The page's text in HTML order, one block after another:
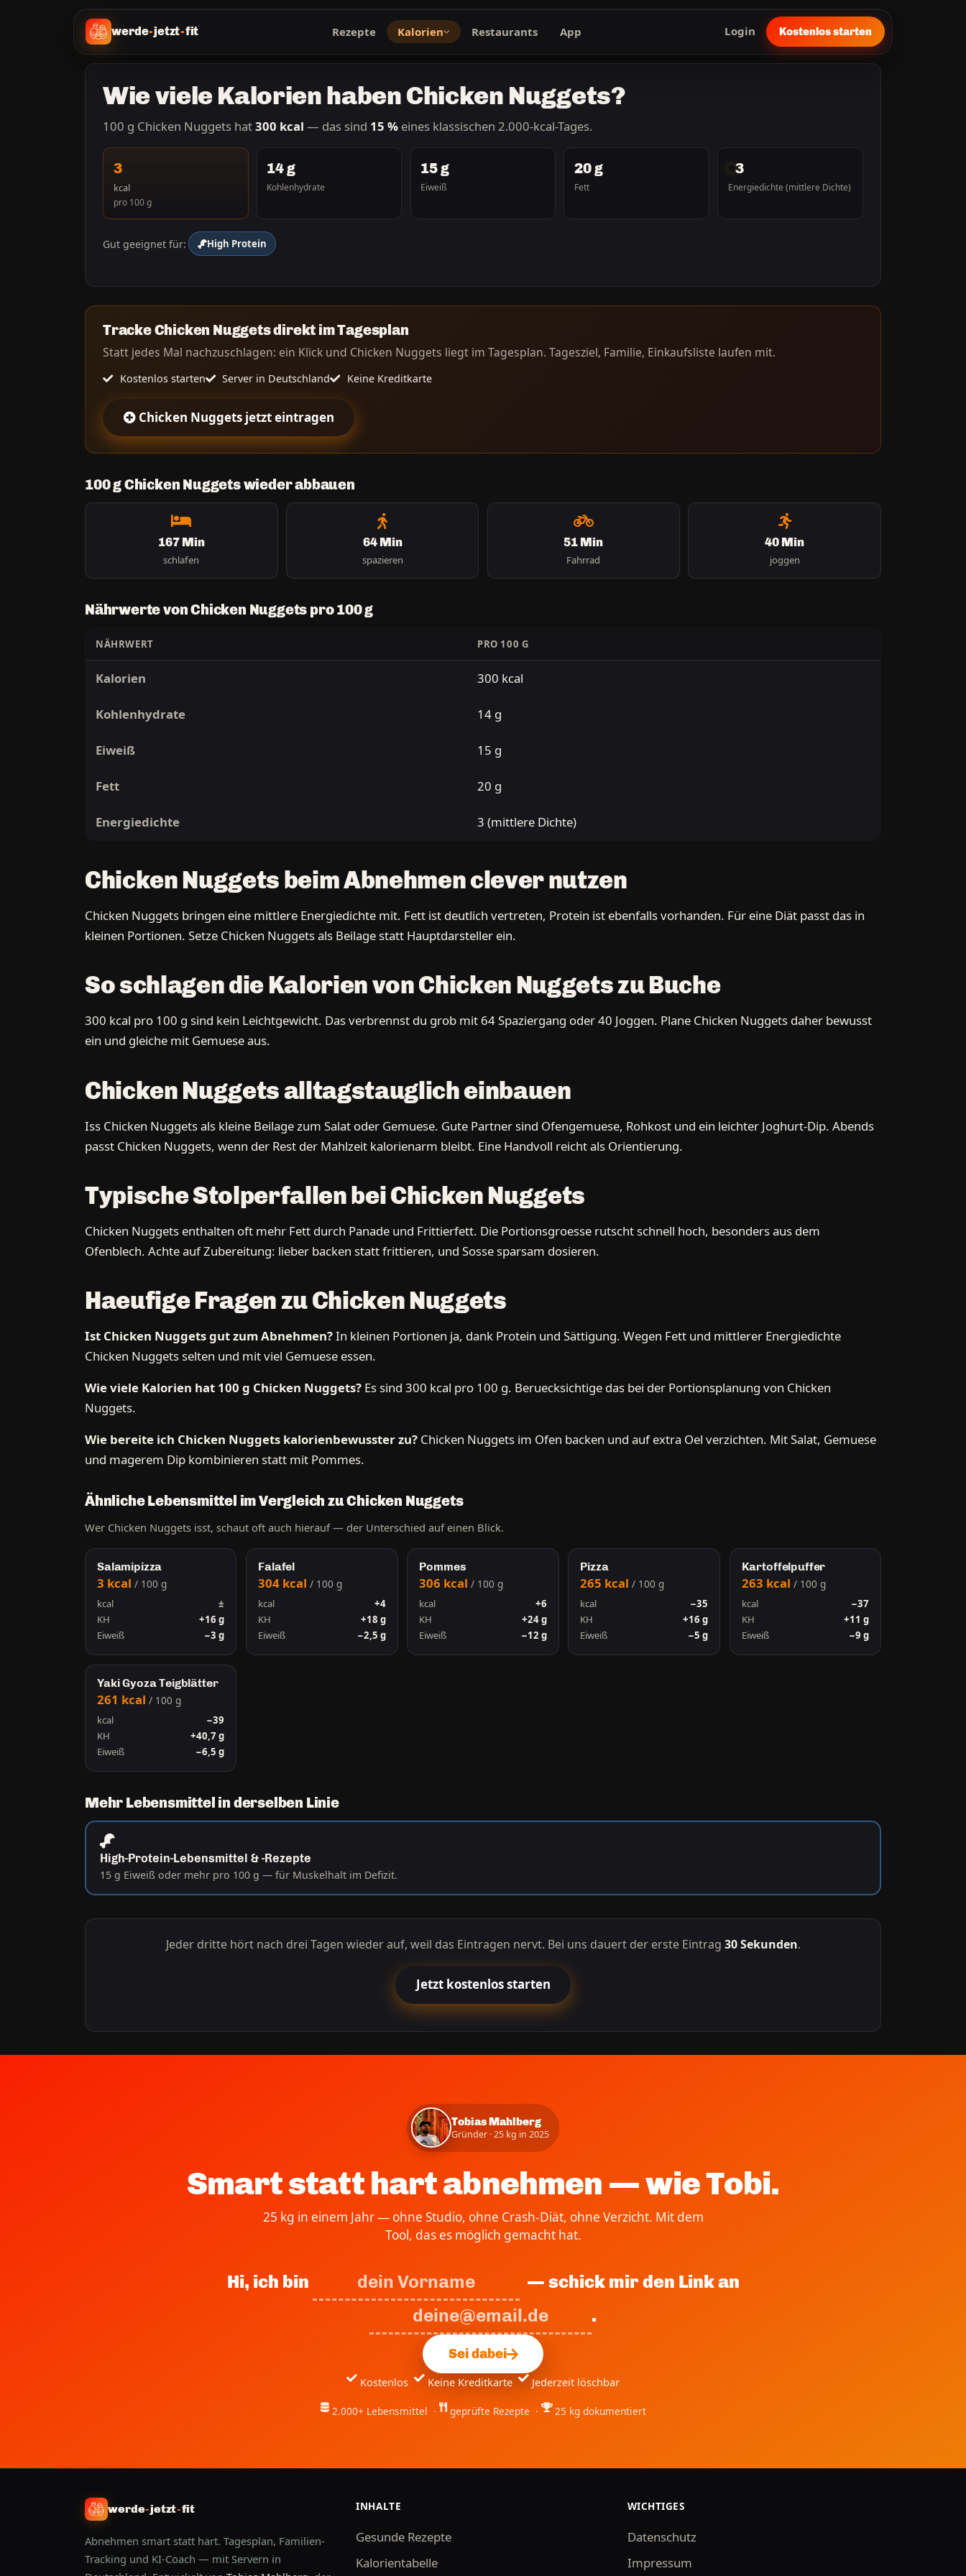
werde-jetzt-fit Rezepte Kalorien Restaurants App Login Kostenlos starten
Wie viele Kalorien haben Chicken Nuggets?
100 g Chicken Nuggets hat300 kcal — das sind 15 % eines klassischen 2.000-kcal-Tages.
3
kcal
pro 100 g
14 g
Kohlenhydrate
15 g
Eiweiß
20 g
Fett
3
Energiedichte (mittlere Dichte)
Gut geeignet für: High Protein
Tracke Chicken Nuggets direkt im Tagesplan
Statt jedes Mal nachzuschlagen: ein Klick und Chicken Nuggets liegt im Tagesplan. Tagesziel, Familie, Einkaufsliste laufen mit.
Kostenlos starten Server in Deutschland Keine Kreditkarte
Chicken Nuggets jetzt eintragen
100 g Chicken Nuggets wieder abbauen
167 Min
schlafen
64 Min
spazieren
51 Min
Fahrrad
40 Min
joggen
Nährwerte von Chicken Nuggets pro 100 g
NÄHRWERT PRO 100 G
Kalorien 300 kcal
Kohlenhydrate 14 g
Eiweiß 15 g
Fett 20 g
Energiedichte 3 (mittlere Dichte)
Chicken Nuggets beim Abnehmen clever nutzen
Chicken Nuggets bringen eine mittlere Energiedichte mit. Fett ist deutlich vertreten, Protein ist ebenfalls vorhanden. Für eine Diät passt das in
kleinen Portionen. Setze Chicken Nuggets als Beilage statt Hauptdarsteller ein.
So schlagen die Kalorien von Chicken Nuggets zu Buche
300 kcal pro 100 g sind kein Leichtgewicht. Das verbrennst du grob mit 64 Spaziergang oder 40 Joggen. Plane Chicken Nuggets daher bewusst
ein und gleiche mit Gemuese aus.
Chicken Nuggets alltagstauglich einbauen
Iss Chicken Nuggets als kleine Beilage zum Salat oder Gemuese. Gute Partner sind Ofengemuese, Rohkost und ein leichter Joghurt-Dip. Abends
passt Chicken Nuggets, wenn der Rest der Mahlzeit kalorienarm bleibt. Eine Handvoll reicht als Orientierung.
Typische Stolperfallen bei Chicken Nuggets
Chicken Nuggets enthalten oft mehr Fett durch Panade und Frittierfett. Die Portionsgroesse rutscht schnell hoch, besonders aus dem
Ofenblech. Achte auf Zubereitung: lieber backen statt frittieren, und Sosse sparsam dosieren.
Haeufige Fragen zu Chicken Nuggets
Ist Chicken Nuggets gut zum Abnehmen?In kleinen Portionen ja, dank Protein und Sättigung. Wegen Fett und mittlerer Energiedichte
Chicken Nuggets selten und mit viel Gemuese essen.
Wie viele Kalorien hat 100 g Chicken Nuggets? Es sind 300 kcal pro 100 g. Beruecksichtige das bei der Portionsplanung von Chicken
Nuggets.
Wie bereite ich Chicken Nuggets kalorienbewusster zu? Chicken Nuggets im Ofen backen und auf extra Oel verzichten. Mit Salat, Gemuese
und magerem Dip kombinieren statt mit Pommes.
Ähnliche Lebensmittel im Vergleich zu Chicken Nuggets
Wer Chicken Nuggets isst, schaut oft auch hierauf — der Unterschied auf einen Blick.
Salamipizza
3 kcal / 100 g
kcal
±
KH
+16 g
Eiweiß
−3 g
Falafel
304 kcal/ 100 g
kcal
+4
KH
+18 g
Eiweiß
−2,5 g
Pommes
306 kcal/ 100 g
kcal
+6
KH
+24 g
Eiweiß
−12 g
Pizza
265 kcal/ 100 g
kcal
−35
KH
+16 g
Eiweiß
−5 g
Kartoffelpuffer
263 kcal / 100 g
kcal
−37
KH
+11 g
Eiweiß
−9 g
Yaki Gyoza Teigblätter
261 kcal / 100 g
kcal
−39
KH
+40,7 g
Eiweiß
−6,5 g
Mehr Lebensmittel in derselben Linie
High-Protein-Lebensmittel & -Rezepte
15 g Eiweiß oder mehr pro 100 g — für Muskelhalt im Defizit.
Jeder dritte hört nach drei Tagen wieder auf, weil das Eintragen nervt. Bei uns dauert der erste Eintrag 30 Sekunden.
Jetzt kostenlos starten
Tobias Mahlberg
Gründer · 25 kg in 2025
Smart statt hart abnehmen — wie Tobi.
25 kg in einem Jahr — ohne Studio, ohne Crash-Diät, ohne Verzicht. Mit dem
Tool, das es möglich gemacht hat.
Hi, ich bin
— schick mir den Link an
.
Sei dabei
Kostenlos Keine Kreditkarte Jederzeit löschbar
2.000+ Lebensmittel · geprüfte Rezepte · 25 kg dokumentiert
werde-jetzt-fit
Abnehmen smart statt hart. Tagesplan, Familien-
Tracking und KI-Coach — mit Servern in
INHALTE
Gesunde Rezepte
Kalorientabelle
WICHTIGES
Datenschutz
Impressum